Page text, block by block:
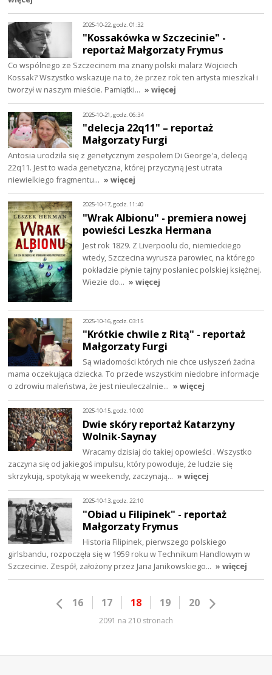
2025-10-22, godz. 01:32
"Kossakówka w Szczecinie" -
reportaż Małgorzaty Frymus
Co wspólnego ze Szczecinem ma znany polski malarz Wojciech
Kossak? Wszystko wskazuje na to, że przez rok ten artysta mieszkał i
tworzył w naszym mieście. Pamiątki… » więcej
2025-10-21, godz. 06:34
"delecja 22q11" – reportaż
Małgorzaty Furgi
Antosia urodziła się z genetycznym zespołem Di George'a, delecją
22q11. Jest to wada genetyczna, której przyczyną jest utrata
niewielkiego fragmentu… » więcej
2025-10-17, godz. 11:40
"Wrak Albionu" - premiera nowej
powieści Leszka Hermana
Jest rok 1829. Z Liverpoolu do, niemieckiego
wtedy, Szczecina wyrusza parowiec, na którego
pokładzie płynie tajny posłaniec polskiej księżnej.
Wiezie do… » więcej
2025-10-16, godz. 03:15
"Krótkie chwile z Ritą" - reportaż
Małgorzaty Furgi
Są wiadomości których nie chce usłyszeń żadna
mama oczekująca dziecka. To przede wszystkim niedobre informacje
o zdrowiu maleństwa, że jest nieuleczalnie… » więcej
2025-10-15, godz. 10:00
Dwie skóry reportaż Katarzyny
Wolnik-Saynay
Wracamy dzisiaj do takiej opowieści . Wszystko
zaczyna się od jakiegoś impulsu, który powoduje, że ludzie się
skrzykują, spotykają w weekendy, zaczynają… » więcej
2025-10-13, godz. 22:10
"Obiad u Filipinek" - reportaż
Małgorzaty Frymus
Historia Filipinek, pierwszego polskiego
girlsbandu, rozpoczęła się w 1959 roku w Technikum Handlowym w
Szczecinie. Zespół, założony przez Jana Janikowskiego… » więcej
16 17 18 19 20
2091 na 210 stronach